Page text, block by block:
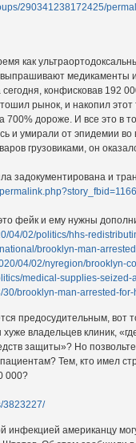
290341238172425/
как
выпрашивают
конфисковав 192
рынок, и накопил
700% дороже. И все это в
и умирали от эпидемии
грузовиками, он
задокументирована и
фейк и ему нужны
04/02/politics/hhs-
brooklyn-man-
04/02/nyregion/brooklyn-
medical-supplies-seized-
brooklyn-man-arrested-for-
предосудительным, вот
владельцев клиник,
защиты»? Но
Тем, кто имел
000?
3823227/
инфекцией американцу